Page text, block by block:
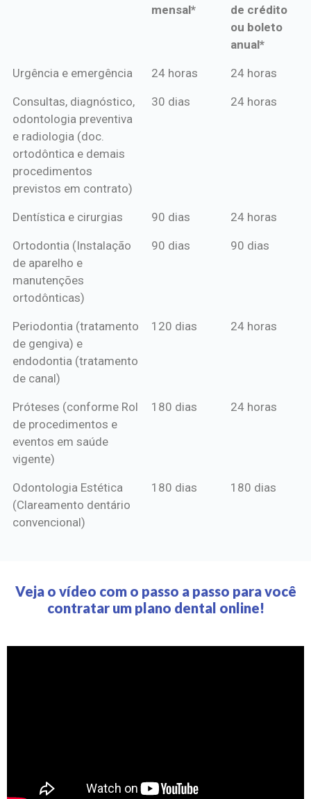
mensal*
de crédito
ou boleto
anual*
*Procedimentos Amil
*Pagamento
mensal*
*Pagamento
de crédito
Urgência e emergência 24 horas 24 horas
Consultas, diagnóstico,
odontologia preventiva
e radiologia (doc.
ortodôntica e demais
procedimentos
previstos em contrato)
30 dias 24 horas
Dentística e cirurgias 90 dias 24 horas
Ortodontia (Instalação
de aparelho e
manutenções
ortodônticas)
90 dias 90 dias
Periodontia (tratamento
de gengiva) e
endodontia (tratamento
de canal)
120 dias 24 horas
Próteses (conforme Rol
de procedimentos e
eventos em saúde
vigente)
180 dias 24 horas
Odontologia Estética
(Clareamento dentário
convencional)
180 dias 180 dias
Veja o vídeo com o passo a passo para você
contratar um plano dental online!